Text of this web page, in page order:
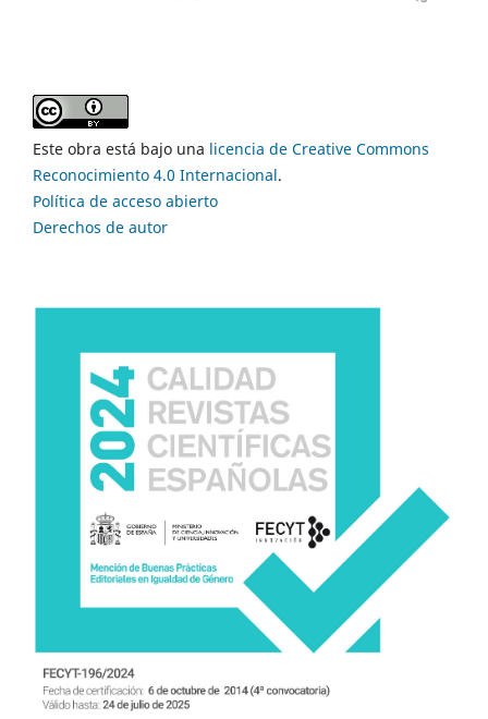
Este obra está bajo una licencia de Creative Commons
Reconocimiento 4.0 Internacional.
Política de acceso abierto
Derechos de autor